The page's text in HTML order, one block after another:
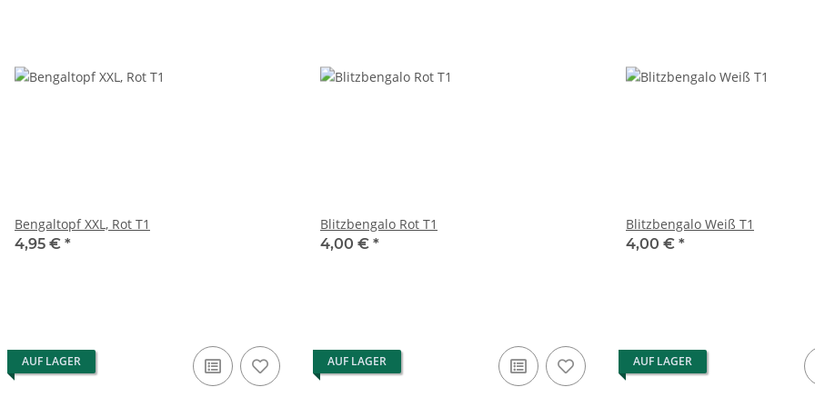
Bengaltopf XXL, Rot T1
4,95 € *
Blitzbengalo Rot T1
4,00 € *
Blitzbengalo Weiß T1
4,00 € *
AUF LAGER AUF LAGER AUF LAGER